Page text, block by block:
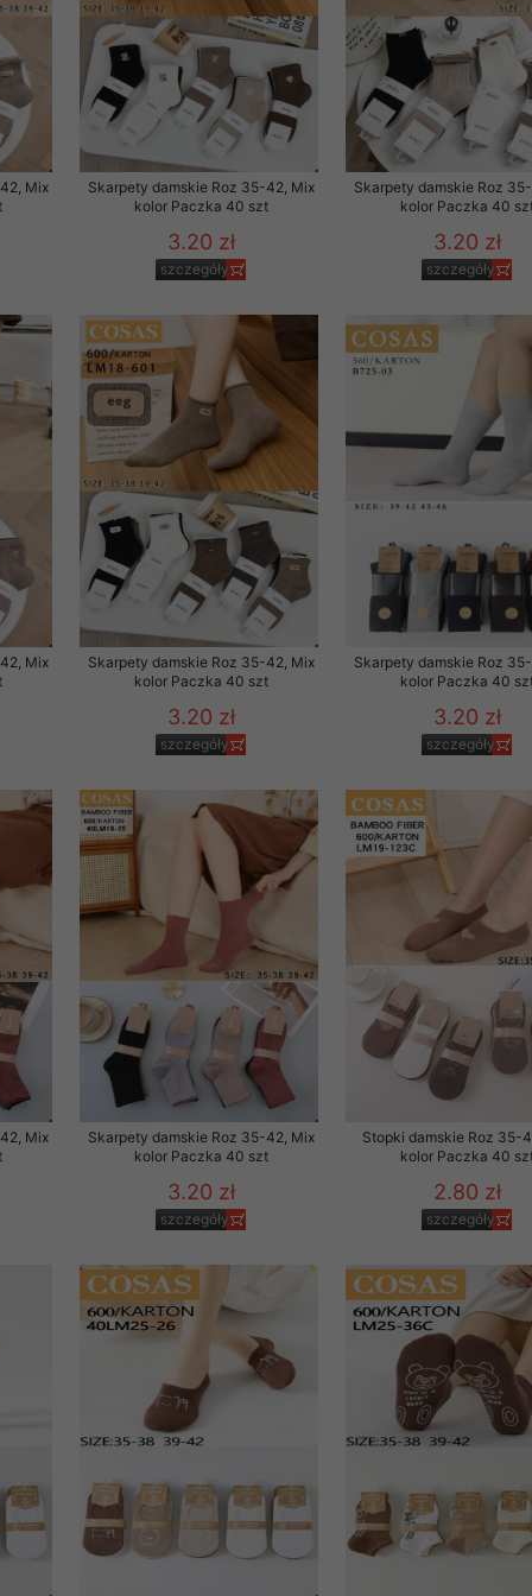
Mix
Skarpety damskie Roz 35-42, Mix
kolor Paczka 40 szt
3.20 zł
szczegóły
Skarpety damskie Roz
kolor Paczka 40
3.20 zł
szczegóły
Mix
Skarpety damskie Roz 35-42, Mix
kolor Paczka 40 szt
3.20 zł
szczegóły
Skarpety damskie Roz
kolor Paczka 40
3.20 zł
szczegóły
Mix
Skarpety damskie Roz 35-42, Mix
kolor Paczka 40 szt
3.20 zł
szczegóły
Stopki damskie Roz 35-
kolor Paczka 40
2.80 zł
szczegóły
przez OMEZ
wycofanie zgody nie
oraz usunięcia
zautomatyzowanemu
Twoich
osobowych.
udzielonego przez
29 sierpnia 1997 r. o
przechowujemy na
jedynie uprawnieni
swoich danych w celu
osobom trzecim,
komputerze Klienta
naszej oferty do
internetowej
tych plików
na komputerze
zgodę. Dotyczy to w
przez nas linka
i nowościach w
danych